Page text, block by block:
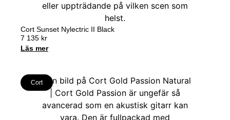
Cort Sunset Nylectric II Black
7 135 kr
Läs mer
Cort